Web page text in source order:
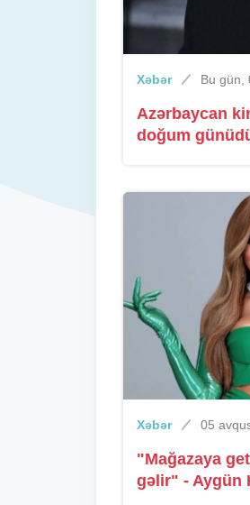
Xəbər Bu gün,
Azərbaycan
doğum
Xəbər 05
"Mağazaya
gəlir" - Aygün